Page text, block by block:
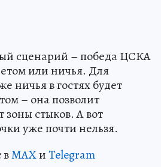
сценарий – победа ЦСКА
или ничья. Для
ничья в гостях будет
– она позволит
зоны стыков. А вот
уже почти нельзя.
MAXиTelegram